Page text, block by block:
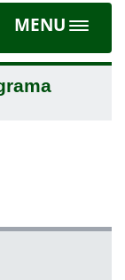
MENU
Toggle